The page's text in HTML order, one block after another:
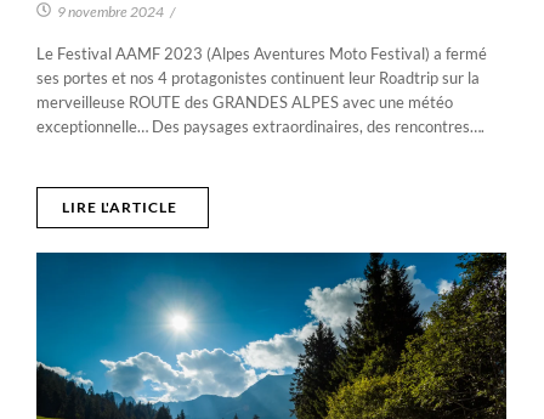
9 novembre 2024 /
Le Festival AAMF 2023 (Alpes Aventures Moto Festival) a fermé
ses portes et nos 4 protagonistes continuent leur Roadtrip sur la
merveilleuse ROUTE des GRANDES ALPES avec une météo
exceptionnelle… Des paysages extraordinaires, des rencontres….
LIRE L'ARTICLE